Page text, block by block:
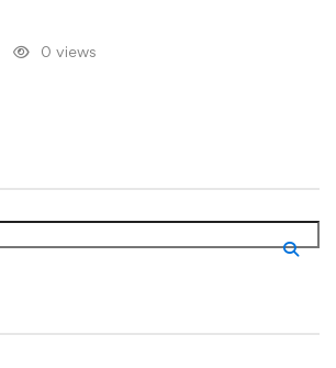
0 views